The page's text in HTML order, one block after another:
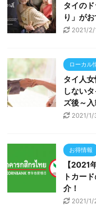
タイの
り」が
2021/2/
ローカル
タイ人
しない
ズ後～入
2021/1/
お得情報
【2021
トカー
介！
2021/1/